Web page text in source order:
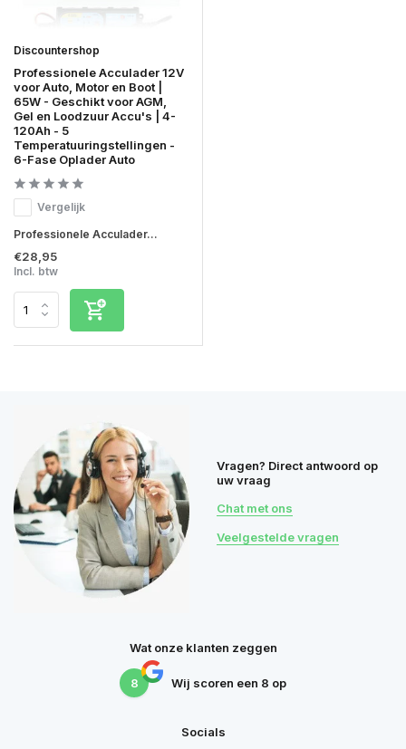
Discountershop
Professionele Acculader 12V
voor Auto, Motor en Boot |
65W - Geschikt voor AGM,
Gel en Loodzuur Accu's | 4-
120Ah - 5
Temperatuuringstellingen -
6-Fase Oplader Auto
Vergelijk
Professionele Acculader...
€28,95
Incl. btw
Vragen? Direct antwoord op
uw vraag
Chat met ons
Veelgestelde vragen
Wat onze klanten zeggen
8 Wij scoren een 8 op
Socials